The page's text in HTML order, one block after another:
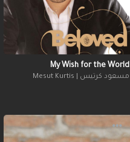
My Wish for the World
مسعود كرتيس | Mesut Kurtis